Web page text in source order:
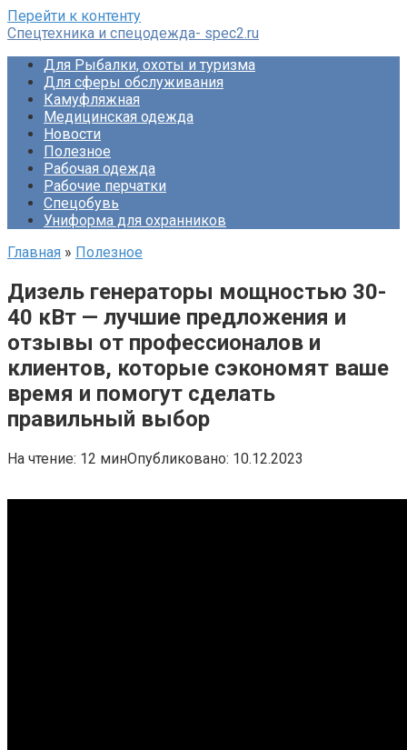
Перейти к контенту
Спецтехника и спецодежда- spec2.ru
Для Рыбалки, охоты и туризма
Для сферы обслуживания
Камуфляжная
Медицинская одежда
Новости
Полезное
Рабочая одежда
Рабочие перчатки
Спецобувь
Униформа для охранников
Главная » Полезное
Дизель генераторы мощностью 30-
40 кВт — лучшие предложения и
отзывы от профессионалов и
клиентов, которые сэкономят ваше
время и помогут сделать
правильный выбор
На чтение: 12 минОпубликовано: 10.12.2023